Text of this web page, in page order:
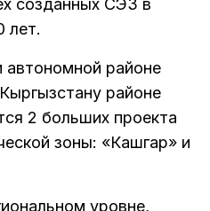
созданных СЭЗ в
лет.
автономной районе
районе
2 больших проекта
зоны: «Кашгар» и
уровне,